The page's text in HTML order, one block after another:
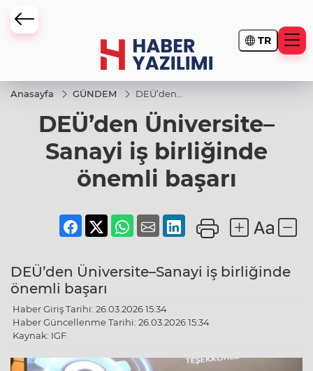
TR
Anasayfa GÜNDEM
DEÜ’den
Sanayi iş
birliğinde
başarı
DEÜ’den Üniversite–
Sanayi iş birliğinde
önemli başarı
DEÜ’den Üniversite–Sanayi iş birliğinde
önemli başarı
Haber Giriş Tarihi: 26.03.2026 15:34
Haber Güncellenme Tarihi: 26.03.2026 15:34
Kaynak: IGF